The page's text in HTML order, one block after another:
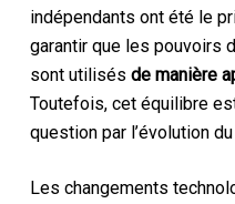
indépendants ont été le
garantir que les pouvoirs
sont utilisés de manière
Toutefois, cet équilibre
question par l’évolution
Les changements